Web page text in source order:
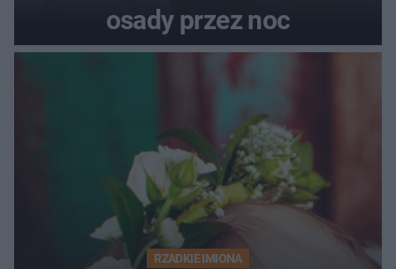
osady przez noc
RZADKIE IMIONA